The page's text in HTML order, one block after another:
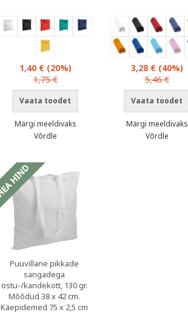
1,40 € (20%)
1,75 €
Vaata toodet
Märgi meeldivaks
Võrdle
3,28 € (40%)
5,46 €
Vaata toodet
Märgi meeldivaks
Võrdle
Puuvillane pikkade
sangadega
ostu-/kandekott, 130 gr.
Mõõdud 38 x 42 cm.
Käepidemed 75 x 2,5 cm